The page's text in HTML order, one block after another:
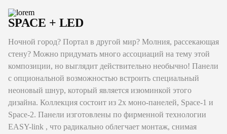
SPACE + LED
Ночной город? Портал в другой мир? Молния, рассекающая
стену? Можно придумать много ассоциаций на тему этой
композиции, но выглядит действительно необычно! Панели
с опциональной возможностью встроить специальный
неоновый шнур, который является изюминкой этого
дизайна. Коллекция состоит из 2х моно-панелей, Space-1 и
Space-2. Панели изготовлены по фирменной технологии
EASY-link , что радикально облегчает монтаж, снимая